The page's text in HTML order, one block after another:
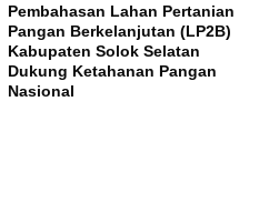
Pembahasan Lahan Pertanian
Pangan Berkelanjutan (LP2B)
Kabupaten Solok Selatan
Dukung Ketahanan Pangan
Nasional